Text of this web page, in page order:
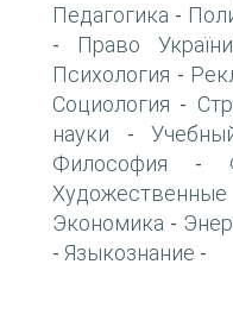
Педагогика -
- Право України
Психология -
Социология -
науки -
Философия -
Экономика -
- Языкознание -